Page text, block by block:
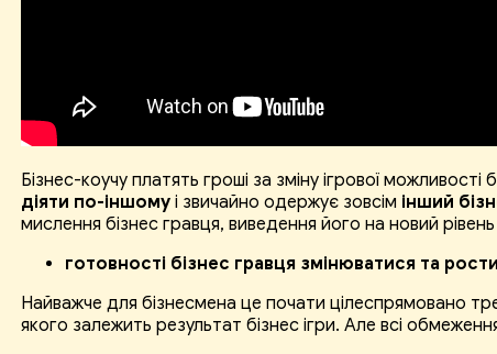
Бізнес-коучу платять гроші за зміну ігрової
діяти по-іншомуі звичайно одержує зовсім інший
мислення бізнес гравця, виведення його на новий
готовності бізнес гравця змінюватися та
Найважче для бізнесмена це почати цілеспрямовано
якого залежить результат бізнес ігри. Але всі